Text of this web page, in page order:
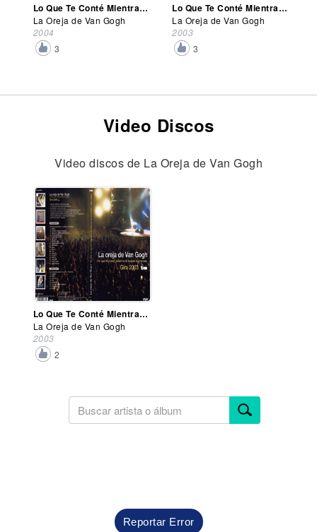
Lo Que Te Conté Mientras Te Hacías La Dormida En Directo
La Oreja de Van Gogh
2004
3
Lo Que Te Conté Mientras Te Hacías La Dormida (Gira 2003)
La Oreja de Van Gogh
2003
3
Video Discos
Video discos de La Oreja de Van Gogh
Lo Que Te Conté Mientras Te Hacías La Dormida: Gira 2003 (Dvd)
La Oreja de Van Gogh
2003
2
Reportar Error